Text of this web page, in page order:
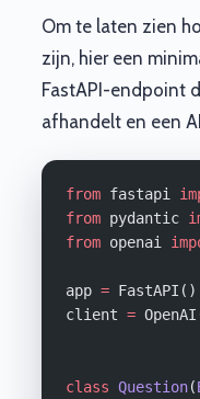
Om te laten zien
zijn, hier een
FastAPI-endpoint
afhandelt en een
from fastapi
from pydantic
from openai
app = FastAPI()
client =
class Question(